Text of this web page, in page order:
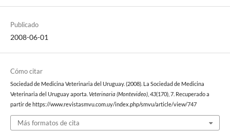
Publicado
2008-06-01
Cómo citar
Sociedad de Medicina Veterinaria del Uruguay. (2008). La Sociedad de Medicina
Veterinaria del Uruguay aporta. Veterinaria (Montevideo), 43(170), 7. Recuperado a
partir de https://www.revistasmvu.com.uy/index.php/smvu/article/view/747
Más formatos de cita